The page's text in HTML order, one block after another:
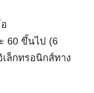
60 ขึ้นไป (6
ล็กทรอนิกส์ทาง